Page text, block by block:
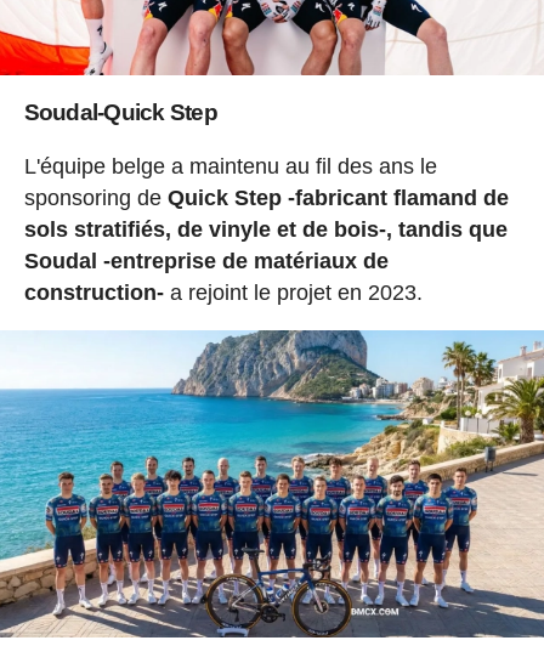
Soudal-Quick Step
L'équipe belge a maintenu au fil des ans le
sponsoring de Quick Step -fabricant flamand de
sols stratifiés, de vinyle et de bois-, tandis que
Soudal -entreprise de matériaux de
construction-a rejoint le projet en 2023.